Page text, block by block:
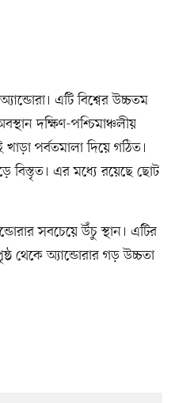
এটি বিশ্বের উচ্চতম
দক্ষিণ-পশ্চিমাঞ্চলীয়
পর্বতমালা দিয়ে গঠিত।
বিস্তৃত। এর মধ্যে রয়েছে ছোট
সবচেয়ে উঁচু স্থান। এটির
থেকে অ্যান্ডোরার গড় উচ্চতা